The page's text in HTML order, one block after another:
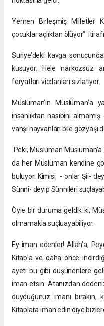
Yemen Birleşmiş Milletler
çocuklar açlıktan ölüyor”
Suriye’deki kavga
kusuyor. Hele narkozsuz
feryatları vicdanları sızlatıyor.
Müslüman’ın Müslüman’a
insanlıktan nasibini
vahşi hayvanları bile gözyaşı
Peki, Müslüman
da her Müslüman kendine
buluyor. Kimisi - onlar Şii-
Sünni- deyip Sünnileri
Öyle bir duruma geldik ki,
olmamakla suçluayabiliyor.
Ey iman edenler! Allah'a,
Kitab'a ve daha önce
ayeti bu gibi düşünenlere
iman etsin. Atanızdan
duyduğunuz imanı
Kitaplara iman edin diye